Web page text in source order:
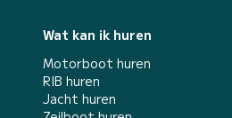
Wat kan ik huren
Motorboot huren
RIB huren
Jacht huren